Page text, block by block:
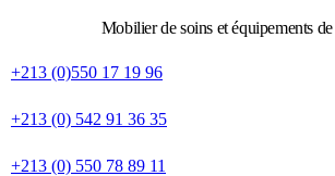
Mobilier de soins et équipements
+213 (0)550 17 19 96
+213 (0) 542 91 36 35
+213 (0) 550 78 89 11